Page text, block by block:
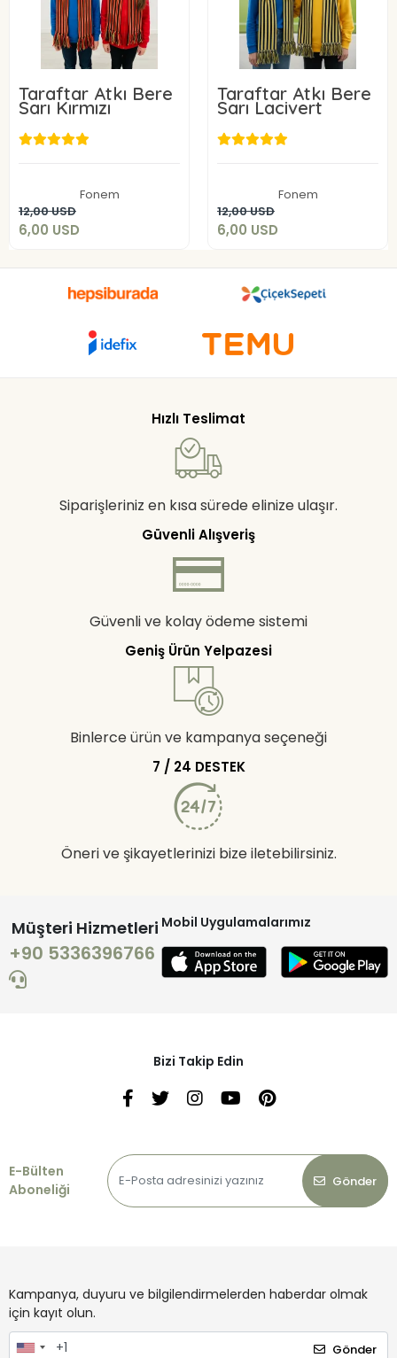
Taraftar Atkı Bere
Sarı Kırmızı
Fonem
12,00 USD
6,00 USD
Sepete Ekle
Taraftar Atkı Bere
Sarı Lacivert
Fonem
12,00 USD
6,00 USD
Sepete Ekle
Hızlı Teslimat
Siparişleriniz en kısa sürede elinize ulaşır.
Güvenli Alışveriş
Güvenli ve kolay ödeme sistemi
Geniş Ürün Yelpazesi
Binlerce ürün ve kampanya seçeneği
7 / 24 DESTEK
Öneri ve şikayetlerinizi bize iletebilirsiniz.
Müşteri Hizmetleri
+90 5336396766
Mobil Uygulamalarımız
Bizi Takip Edin
E-Bülten
Aboneliği
Gönder
Kampanya, duyuru ve bilgilendirmelerden haberdar olmak
için kayıt olun.
Gönder